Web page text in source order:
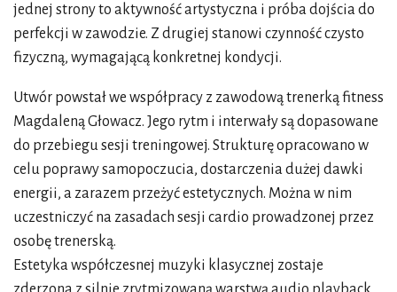
jednej strony to aktywność artystyczna i próba dojścia do
perfekcji w zawodzie. Z drugiej stanowi czynność czysto
fizyczną, wymagającą konkretnej kondycji.
Utwór powstał we współpracy z zawodową trenerką fitness
Magdaleną Głowacz. Jego rytm i interwały są dopasowane
do przebiegu sesji treningowej. Strukturę opracowano w
celu poprawy samopoczucia, dostarczenia dużej dawki
energii, a zarazem przeżyć estetycznych. Można w nim
uczestniczyć na zasadach sesji cardio prowadzonej przez
osobę trenerską.
Estetyka współczesnej muzyki klasycznej zostaje